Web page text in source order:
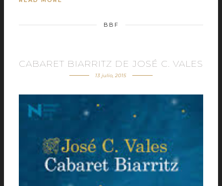
BBF
CABARET BIARRITZ DE JOSÉ C. VALES
13 julio, 2015